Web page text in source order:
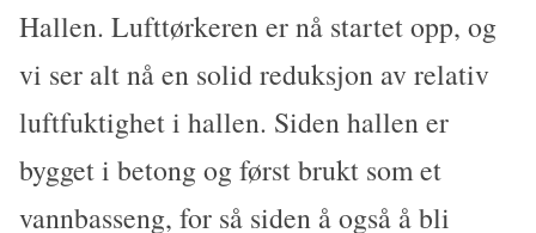
Hallen. Lufttørkeren er nå startet opp, og
vi ser alt nå en solid reduksjon av relativ
luftfuktighet i hallen. Siden hallen er
bygget i betong og først brukt som et
vannbasseng, for så siden å også å bli